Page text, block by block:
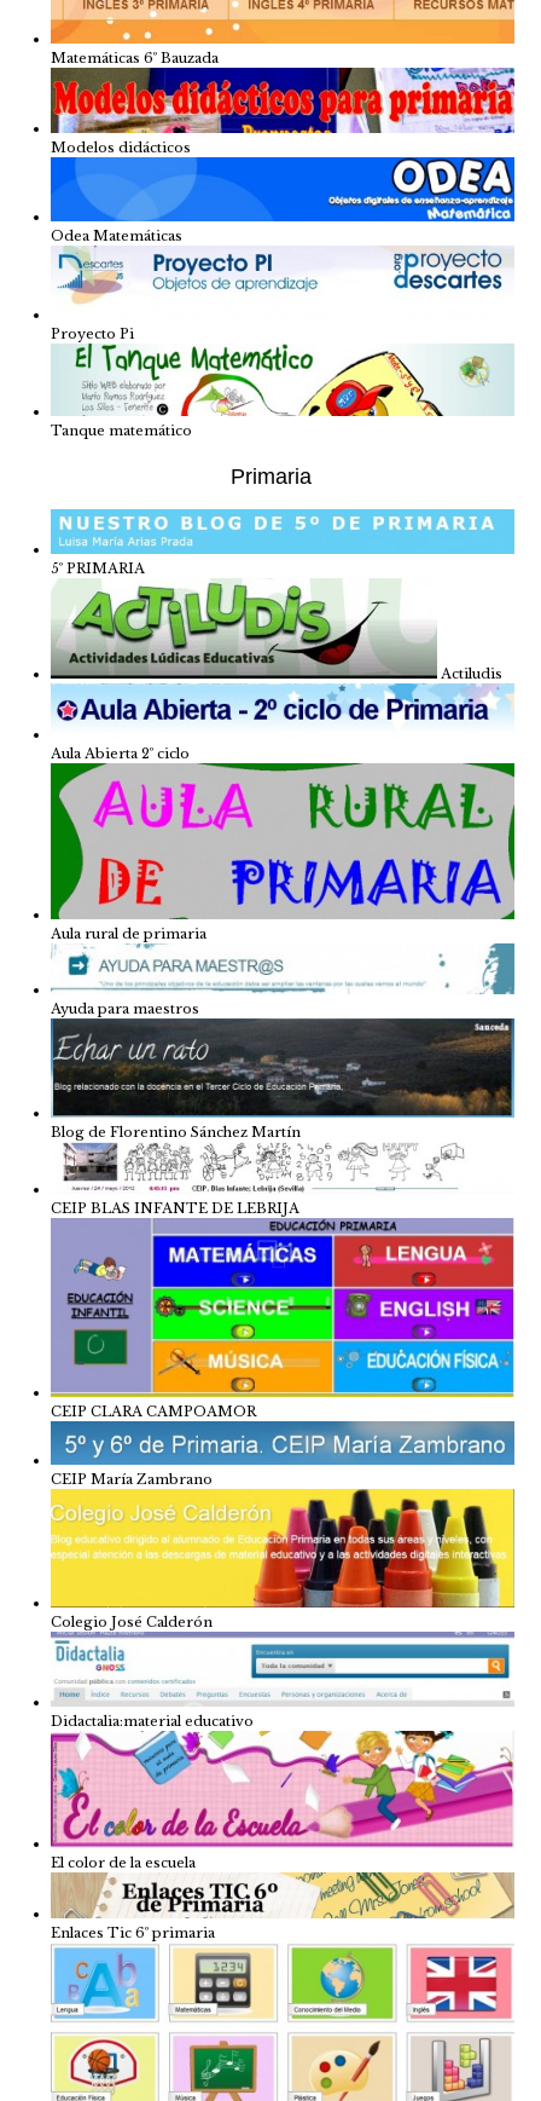
Matemáticas 6º Bauzada
Modelos didácticos
Odea Matemáticas
Proyecto Pi
Tanque matemático
Primaria
5º PRIMARIA
Actiludis
Aula Abierta 2º ciclo
Aula rural de primaria
Ayuda para maestros
Blog de Florentino Sánchez Martín
CEIP BLAS INFANTE DE LEBRIJA
CEIP CLARA CAMPOAMOR
CEIP María Zambrano
Colegio José Calderón
Didactalia:material educativo
El color de la escuela
Enlaces Tic 6º primaria